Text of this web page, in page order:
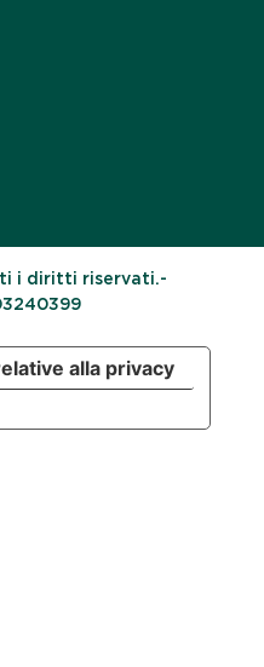
i diritti riservati.-
alla privacy